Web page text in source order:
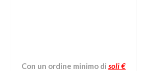
Con un ordine minimo di soli €